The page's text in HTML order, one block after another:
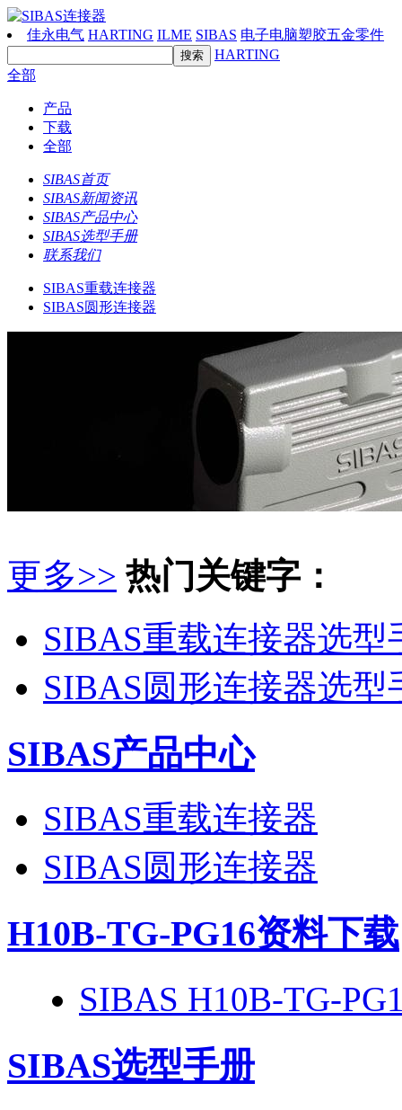
佳永电气 HARTING ILME SIBAS 电子电脑塑胶五金零件
HARTING
全部
产品
下载
全部
SIBAS首页
SIBAS新闻资讯
SIBAS产品中心
SIBAS选型手册
联系我们
SIBAS重载连接器
SIBAS圆形连接器
更多>> 热门关键字：
SIBAS重载连接器选型
SIBAS圆形连接器选型
SIBAS产品中心
SIBAS重载连接器
SIBAS圆形连接器
H10B-TG-PG16资料下载
SIBAS H10B-TG-
SIBAS选型手册